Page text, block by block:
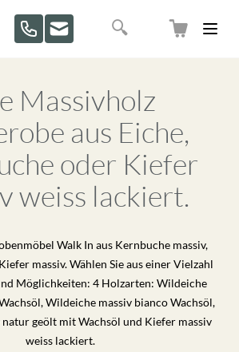
Suche
Massivholz
aus Eiche,
oder Kiefer
weiss lackiert.
Walk In aus Kernbuche massiv,
massiv. Wählen Sie aus einer Vielzahl
Möglichkeiten: 4 Holzarten: Wildeiche
Wildeiche massiv bianco Wachsöl,
geölt mit Wachsöl und Kiefer massiv
weiss lackiert.